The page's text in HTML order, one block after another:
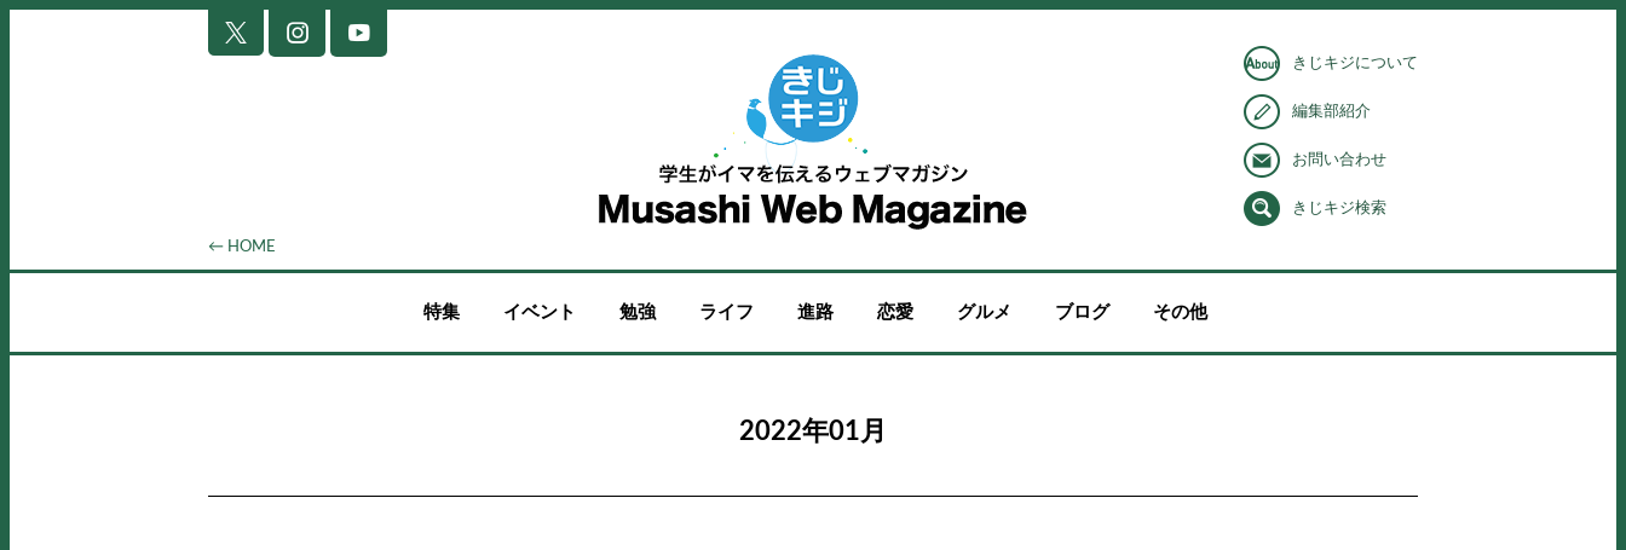
きじキジについて
編集部紹介
お問い合わせ
きじキジ検索
← HOME
特集 イベント 勉強 ライフ 進路 恋愛 グルメ ブログ その他
2022年01月